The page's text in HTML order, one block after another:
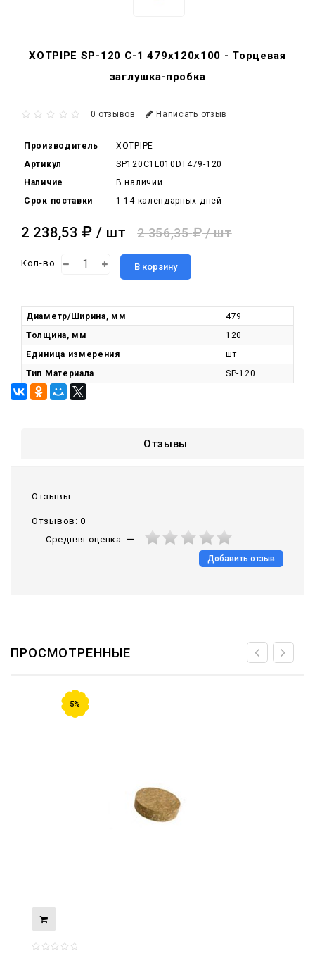
XOTPIPE SP-120 C-1 479x120x100 - Торцевая
заглушка-пробка
0 отзывов Написать отзыв
Производитель
XOTPIPE
Артикул
SP120C1L010DT479-120
Наличие
В наличии
Срок поставки
1-14 календарных дней
2 238,53 / шт 2 356,35 / шт
Кол-во В корзину
Диаметр/Ширина, мм
479
Толщина, мм
120
Единица измерения
шт
Тип Материала
SP-120
Отзывы
Отзывы
Отзывов: 0
Средняя оценка: —
Добавить отзыв
ПРОСМОТРЕННЫЕ
5%